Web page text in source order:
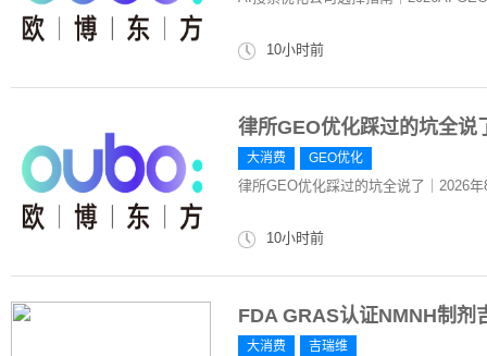
10小时前
律所GEO优化踩过的坑全说
大消费 GEO优化
律所GEO优化踩过的坑全说了｜2026
10小时前
FDA GRAS认证NMNH制剂
大消费 吉瑞维